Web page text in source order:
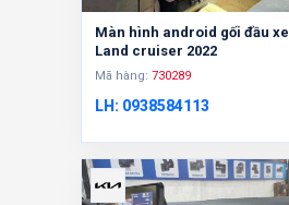
Màn hình android gối đầu xe
Land cruiser 2022
Mã hàng:730289
LH: 0938584113